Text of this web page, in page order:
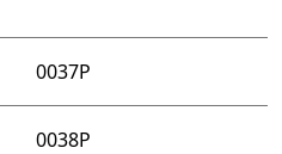
0037P
0038P